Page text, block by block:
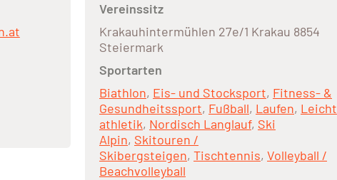
Vereinssitz
Krakauhintermühlen 27e/1 Krakau 8854
Steiermark
Sportarten
Biathlon, Eis- und Stocksport, Fitness- &
Gesundheitssport, Fußball, Laufen, Leicht
athletik, Nordisch Langlauf, Ski
Alpin, Skitouren /
Skibergsteigen, Tischtennis, Volleyball /
Beachvolleyball